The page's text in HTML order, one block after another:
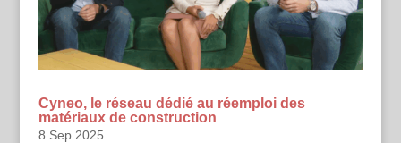
Cyneo, le réseau dédié au réemploi des
matériaux de construction
8 Sep 2025